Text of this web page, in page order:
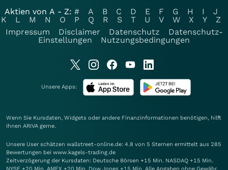
Aktien von A - Z: # A B C D E F G H I
J
K
L M N O P Q R S T U V W X Y
Z
Impressum
Disclaimer Datenschutz
Datenschutz-
Einstellungen
Nutzungsbedingungen
Unsere Apps:
Wenn Sie Kursdaten, Widgets oder andere Finanzinformationen benötigen, hilft
Ihnen ARIVA gerne.
Unsere User schätzen wallstreet-online.de: 4.8 von 5 Sternen ermittelt aus 285
Bewertungen bei www.kagels-trading.de
Zeitverzögerung der Kursdaten: Deutsche Börsen +15 Min. NASDAQ +15 Min.